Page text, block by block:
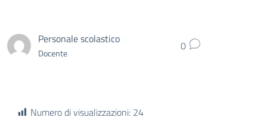
Personale scolastico
Docente 0
Numero di visualizzazioni: 24